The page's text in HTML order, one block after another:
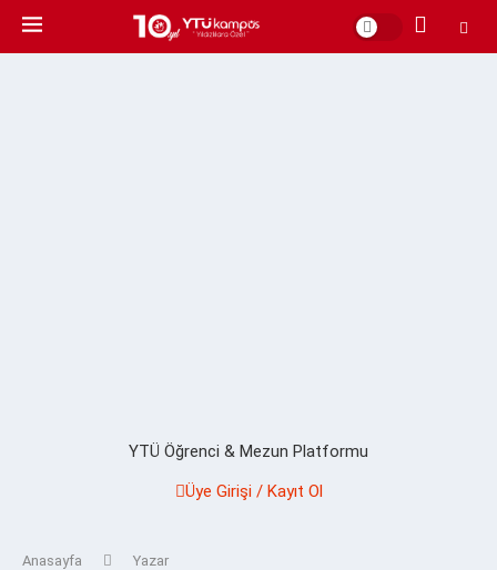
YTÜ Öğrenci & Mezun Platformu
Üye Girişi / Kayıt Ol
Anasayfa Yazar